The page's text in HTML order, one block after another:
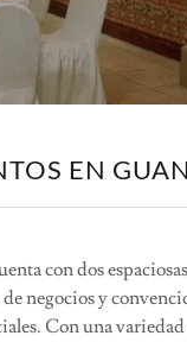
EN
con dos
negocios y
Con una